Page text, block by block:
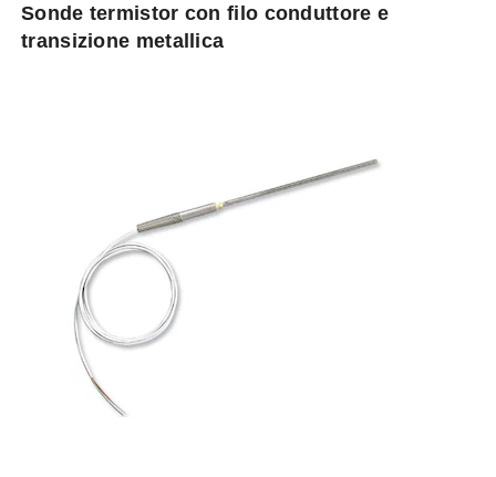
Sonde termistor con filo conduttore e
transizione metallica